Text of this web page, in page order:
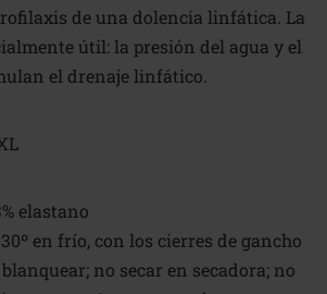
de una dolencia linfática. La
útil: la presión del agua y el
el drenaje linfático.
elastano
en frío, con los cierres de gancho
no secar en secadora; no